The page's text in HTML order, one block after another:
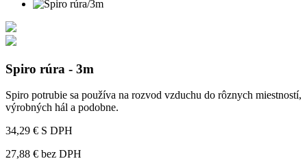
Spiro rúra - 3m
Spiro potrubie sa používa na rozvod vzduchu do rôznych miestností,
výrobných hál a podobne.
34,29 € S DPH
27,88 € bez DPH